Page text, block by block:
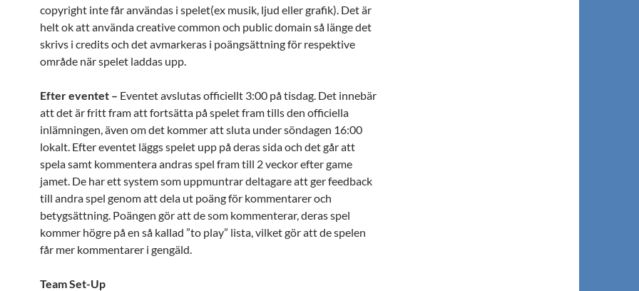
copyright inte får användas i spelet(ex musik, ljud eller grafik). Det är
helt ok att använda creative common och public domain så länge det
skrivs i credits och det avmarkeras i poängsättning för respektive
område när spelet laddas upp.
Efter eventet – Eventet avslutas officiellt 3:00 på tisdag. Det innebär
att det är fritt fram att fortsätta på spelet fram tills den officiella
inlämningen, även om det kommer att sluta under söndagen 16:00
lokalt. Efter eventet läggs spelet upp på deras sida och det går att
spela samt kommentera andras spel fram till 2 veckor efter game
jamet. De har ett system som uppmuntrar deltagare att ger feedback
till andra spel genom att dela ut poäng för kommentarer och
betygsättning. Poängen gör att de som kommenterar, deras spel
kommer högre på en så kallad ”to play” lista, vilket gör att de spelen
får mer kommentarer i gengäld.
Team Set-Up